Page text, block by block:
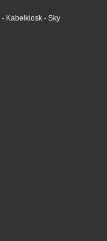
- Kabelkiosk - Sky